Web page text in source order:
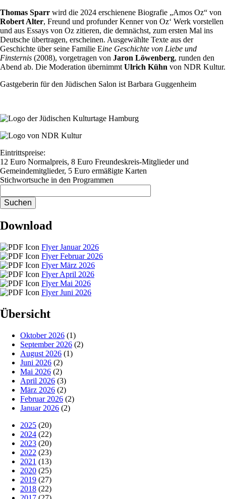
Thomas Sparr wird die 2024 erschienene Biografie „Amos Oz“ von
Robert Alter, Freund und profunder Kenner von Oz‘ Werk vorstellen
und aus Essays von Oz zitieren, die demnächst, zum ersten Mal ins
Deutsche übertragen, erscheinen. Ausgewählte Texte aus der
Geschichte über seine Familie Eine Geschichte von Liebe und
Finsternis (2008), vorgetragen von Jaron Löwenberg, runden den
Abend ab. Die Moderation übernimmt Ulrich Kühn von NDR Kultur.
Gastgeberin für den Jüdischen Salon ist Barbara Guggenheim
Eintrittspreise:
12 Euro Normalpreis, 8 Euro Freundeskreis-Mitglieder und
Gemeindemitglieder, 5 Euro ermäßigte Karten
Stichwortsuche in den Programmen
Download
Flyer Januar 2026
Flyer Februar 2026
Flyer März 2026
Flyer April 2026
Flyer Mai 2026
Flyer Juni 2026
Übersicht
Oktober 2026 (1)
September 2026 (2)
August 2026 (1)
Juni 2026 (2)
Mai 2026 (2)
April 2026 (3)
März 2026 (2)
Februar 2026 (2)
Januar 2026 (2)
2025 (20)
2024 (22)
2023 (20)
2022 (23)
2021 (13)
2020 (25)
2019 (27)
2018 (22)